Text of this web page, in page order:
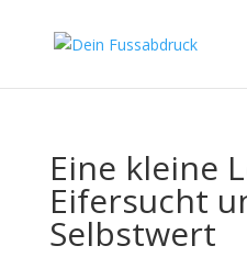
Eine kleine
Eifersucht
Selbstwert